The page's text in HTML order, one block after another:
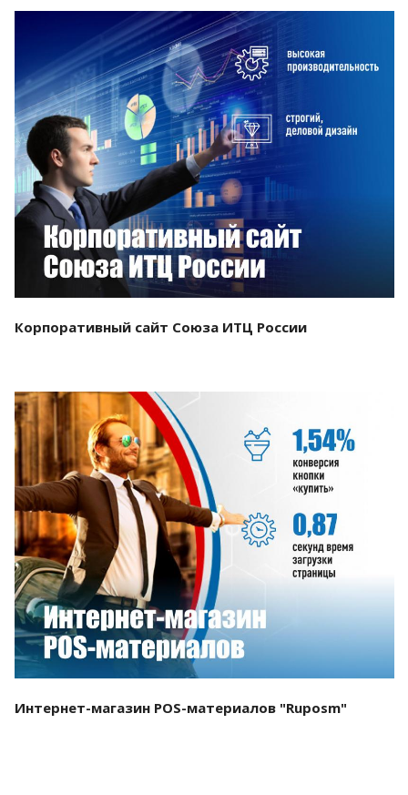
Смотреть проект
Корпоративный сайт Союза ИТЦ России
Смотреть проект
Интернет-магазин POS-материалов "Ruposm"